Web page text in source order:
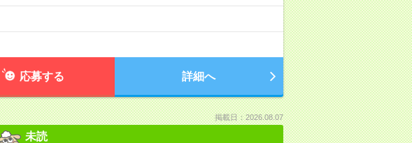
応募する 詳細へ
掲載日：2026.08.07
未読